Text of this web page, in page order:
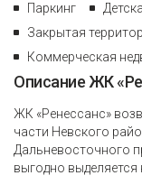
Паркинг
Закрытая
Коммерческая
Описание ЖК
ЖК «Ренессанс»
части Невского
Дальневосточного
выгодно